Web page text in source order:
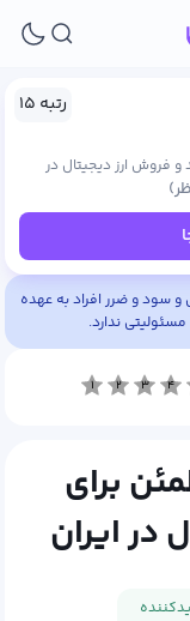
رتبه ۱۵
و فروش ارز دیجیتال در
و سود و ضرر افراد به عهده
ندارد.
۱ ۲ ۳ ۴
برای
در ایران